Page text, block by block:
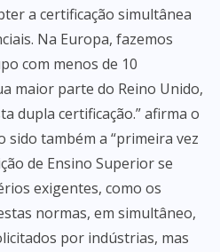
a certificação simultânea
Na Europa, fazemos
com menos de 10
maior parte do Reino Unido,
dupla certificação.” afirma o
também a “primeira vez
de Ensino Superior se
exigentes, como os
normas, em simultâneo,
por indústrias, mas